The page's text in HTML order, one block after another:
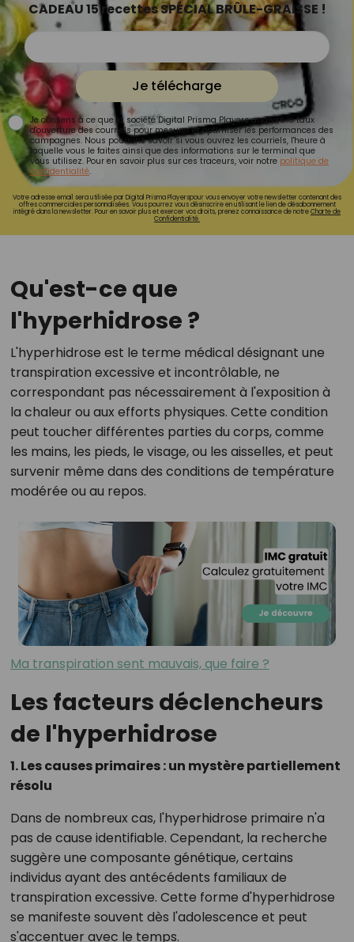
CADEAU 15 recettes SPÉCIAL BRÛLE-GRAISSE !
Je télécharge
Je consens à ce que la société Digital Prisma Players analyse le taux
d'ouverture des courriels pour mesurer et optimiser les performances des
campagnes. Nous pourrons savoir si vous ouvrez les courriels, l'heure à
laquelle vous le faites ainsi que des informations sur le terminal que
vous utilisez. Pour en savoir plus sur ces traceurs, voir notre politique de
confidentialité.
Votre adresse email sera utilisée par Digital Prisma Playerspour vous envoyer votre newsletter contenant des
offres commerciales personnalisées. Vous pourrez vous désinscrire en utilisant le lien de désabonnement
intégré dans la newsletter. Pour en savoir plus et exercer vos droits, prenez connaissance de notreCharte de
Confidentialité.
Qu'est-ce que
l'hyperhidrose ?
L'hyperhidrose est le terme médical désignant une
transpiration excessive et incontrôlable, ne
correspondant pas nécessairement à l'exposition à
la chaleur ou aux efforts physiques. Cette condition
peut toucher différentes parties du corps, comme
les mains, les pieds, le visage, ou les aisselles, et peut
survenir même dans des conditions de température
modérée ou au repos.
Ma transpiration sent mauvais, que faire ?
Les facteurs déclencheurs
de l'hyperhidrose
1. Les causes primaires : un mystère partiellement
résolu
Dans de nombreux cas, l'hyperhidrose primaire n'a
pas de cause identifiable. Cependant, la recherche
suggère une composante génétique, certains
individus ayant des antécédents familiaux de
transpiration excessive. Cette forme d'hyperhidrose
se manifeste souvent dès l'adolescence et peut
s'accentuer avec le temps.